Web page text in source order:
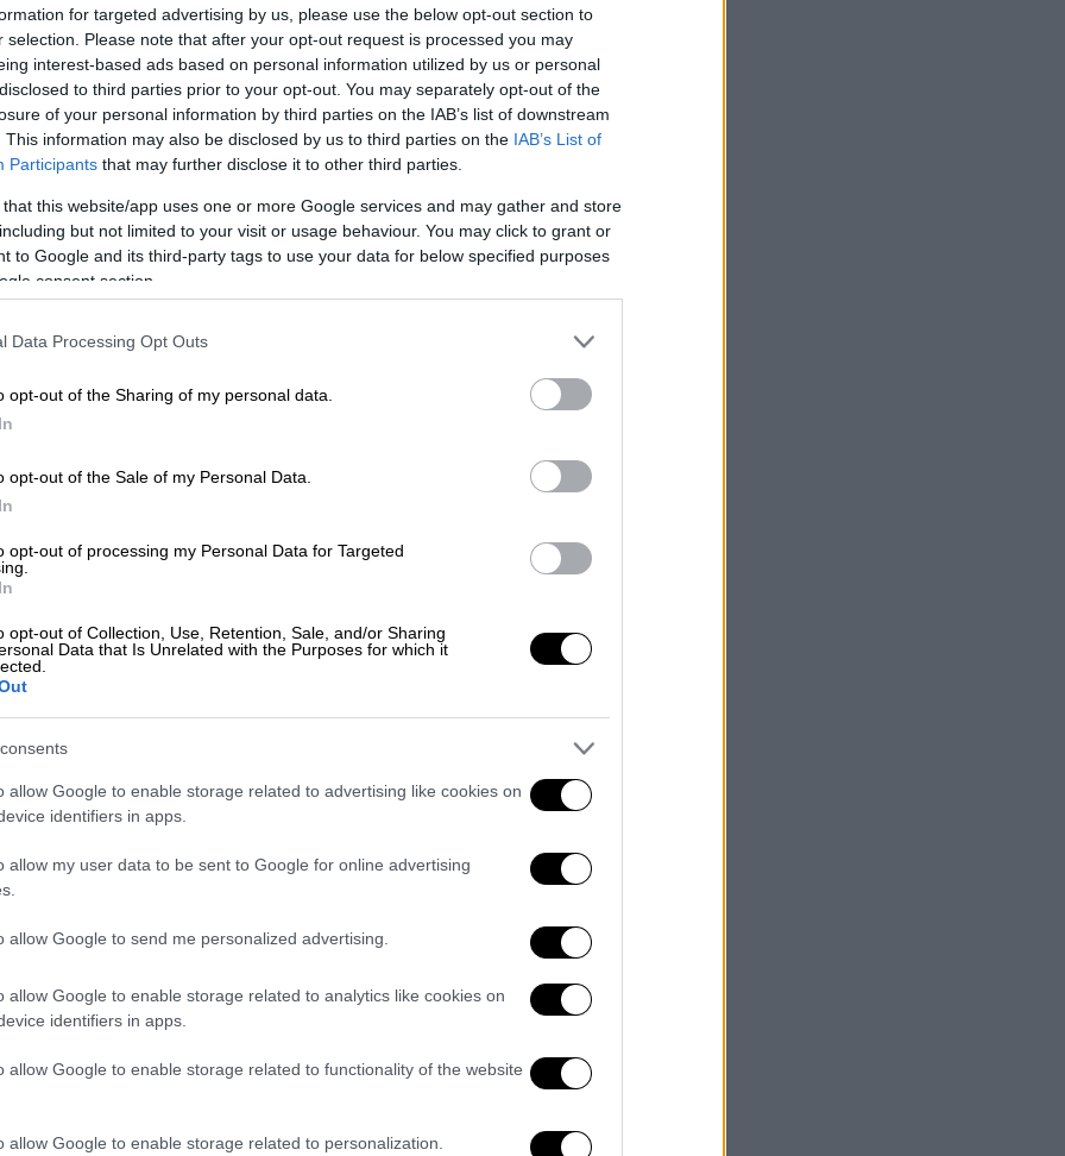
for targeted advertising by us, please use the below opt-out section to
selection. Please note that after your opt-out request is processed you may
interest-based ads based on personal information utilized by us or personal
to third parties prior to your opt-out. You may separately opt-out of the
of your personal information by third parties on the IAB’s list of downstream
This information may also be disclosed by us to third parties on the IAB’s List of
Participants that may further disclose it to other third parties.
that this website/app uses one or more Google services and may gather and store
but not limited to your visit or usage behaviour. You may click to grant or
to Google and its third-party tags to use your data for below specified purposes
consent section.
Data Processing Opt Outs
opt-out of the Sharing of my personal data.
opt-out of the Sale of my Personal Data.
opt-out of processing my Personal Data for Targeted
opt-out of Collection, Use, Retention, Sale, and/or Sharing
Data that Is Unrelated with the Purposes for which it
allow Google to enable storage related to advertising like cookies on
identifiers in apps.
allow my user data to be sent to Google for online advertising
allow Google to send me personalized advertising.
allow Google to enable storage related to analytics like cookies on
identifiers in apps.
allow Google to enable storage related to functionality of the website
allow Google to enable storage related to personalization.
το ΕΘΝΟΣ στη Google
Καρύδα να παραμένει στην Αυστραλία
της, εκείνη επέστρεψε μόλις χθες και
ήταν με τον δικηγόρο της Νίκο
να βάλει τη ζωή της αλλά κυρίως των
της είναι να σταλεί επιστολή σε όλα τα
στιγμή δολοφονίας του συζύγου της,
της δημοσιότητας έχουν προσκαλέσει
της.
Μακρη, Βικτώρια Καρύδα, ανέθεσε το
εταιρία Νίκος Αγαπηνός. Αρχικά, η
ελληνικού τύπου ότι αντιτίθεται
υλικού της δολοφονίας του
σε κάθε μέσο που θα συνεχίσει τη
στο «